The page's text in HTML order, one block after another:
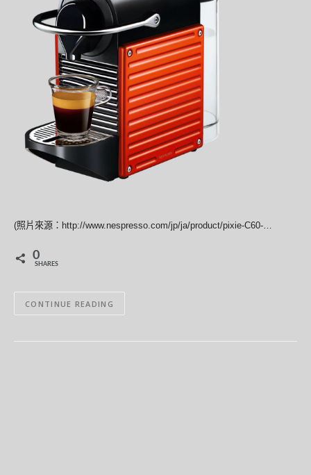
(照片來源：http://www.nespresso.com/jp/ja/product/pixie-C60-…
0
SHARES
CONTINUE READING